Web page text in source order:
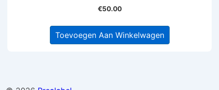
€50.00
Toevoegen Aan Winkelwagen